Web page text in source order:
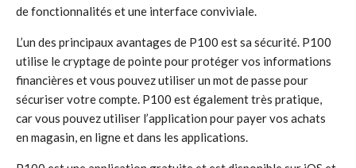
de fonctionnalités et une interface conviviale.
L’un des principaux avantages de P100 est sa sécurité. P100
utilise le cryptage de pointe pour protéger vos informations
financières et vous pouvez utiliser un mot de passe pour
sécuriser votre compte. P100 est également très pratique,
car vous pouvez utiliser l’application pour payer vos achats
en magasin, en ligne et dans les applications.